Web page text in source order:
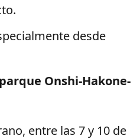
desde
Onshi-Hakone-
entre las 7 y 10 de